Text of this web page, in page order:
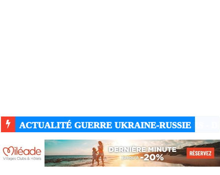
ACTUALITÉ GUERRE UKRAINE-RUSSIE